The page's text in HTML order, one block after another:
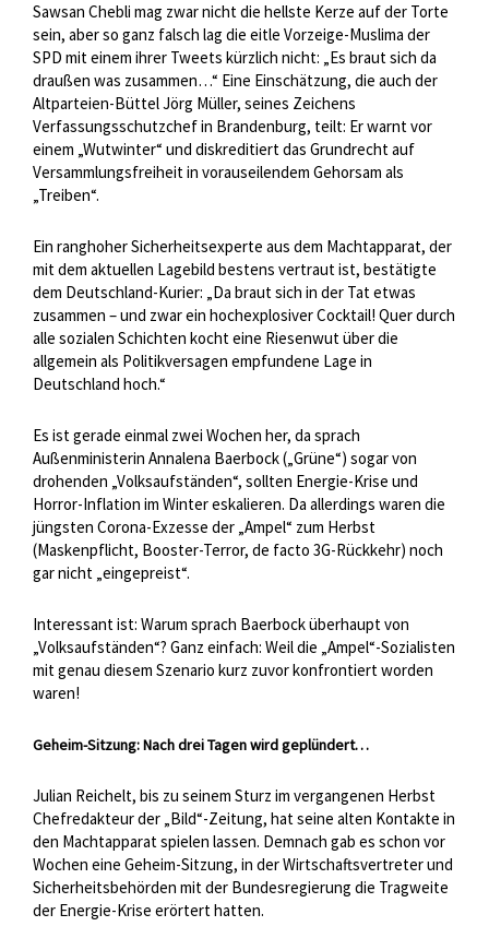
Sawsan Chebli mag zwar nicht die hellste Kerze auf der Torte
sein, aber so ganz falsch lag die eitle Vorzeige-Muslima der
SPD mit einem ihrer Tweets kürzlich nicht: „Es braut sich da
draußen was zusammen…“ Eine Einschätzung, die auch der
Altparteien-Büttel Jörg Müller, seines Zeichens
Verfassungsschutzchef in Brandenburg, teilt: Er warnt vor
einem „Wutwinter“ und diskreditiert das Grundrecht auf
Versammlungsfreiheit in vorauseilendem Gehorsam als
„Treiben“.
Ein ranghoher Sicherheitsexperte aus dem Machtapparat, der
mit dem aktuellen Lagebild bestens vertraut ist, bestätigte
dem Deutschland-Kurier: „Da braut sich in der Tat etwas
zusammen – und zwar ein hochexplosiver Cocktail! Quer durch
alle sozialen Schichten kocht eine Riesenwut über die
allgemein als Politikversagen empfundene Lage in
Deutschland hoch.“
Es ist gerade einmal zwei Wochen her, da sprach
Außenministerin Annalena Baerbock („Grüne“) sogar von
drohenden „Volksaufständen“, sollten Energie-Krise und
Horror-Inflation im Winter eskalieren. Da allerdings waren die
jüngsten Corona-Exzesse der „Ampel“ zum Herbst
(Maskenpflicht, Booster-Terror, de facto 3G-Rückkehr) noch
gar nicht „eingepreist“.
Interessant ist: Warum sprach Baerbock überhaupt von
„Volksaufständen“? Ganz einfach: Weil die „Ampel“-Sozialisten
mit genau diesem Szenario kurz zuvor konfrontiert worden
waren!
Geheim-Sitzung: Nach drei Tagen wird geplündert…
Julian Reichelt, bis zu seinem Sturz im vergangenen Herbst
Chefredakteur der „Bild“-Zeitung, hat seine alten Kontakte in
den Machtapparat spielen lassen. Demnach gab es schon vor
Wochen eine Geheim-Sitzung, in der Wirtschaftsvertreter und
Sicherheitsbehörden mit der Bundesregierung die Tragweite
der Energie-Krise erörtert hatten.